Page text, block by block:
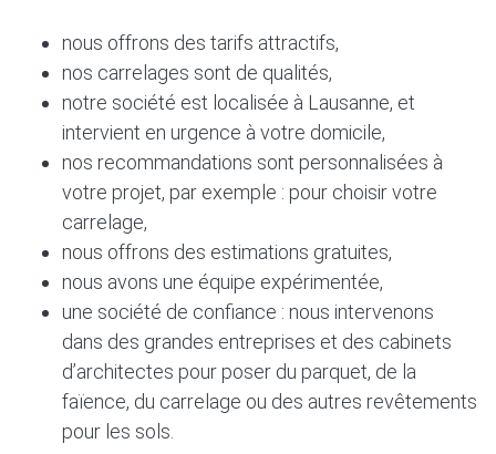
nous offrons des tarifs attractifs,
nos carrelages sont de qualités,
notre société est localisée à Lausanne, et
intervient en urgence à votre domicile,
nos recommandations sont personnalisées à
votre projet, par exemple : pour choisir votre
carrelage,
nous offrons des estimations gratuites,
nous avons une équipe expérimentée,
une société de confiance : nous intervenons
dans des grandes entreprises et des cabinets
d’architectes pour poser du parquet, de la
faïence, du carrelage ou des autres revêtements
pour les sols.